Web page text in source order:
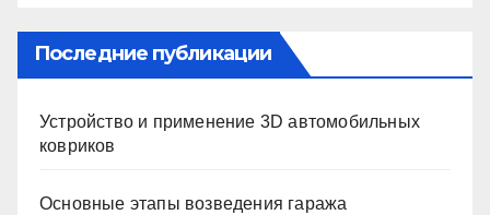
Последние публикации
Устройство и применение 3D автомобильных
ковриков
Основные этапы возведения гаража